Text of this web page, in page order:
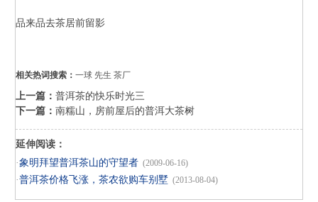
品来品去茶居前留影
相关热词搜索： 一球 先生 茶厂
上一篇： 普洱茶的快乐时光三
下一篇： 南糯山，房前屋后的普洱大茶树
延伸阅读：
·象明拜望普洱茶山的守望者 (2009-06-16)
·普洱茶价格飞涨，茶农欲购车别墅 (2013-08-04)